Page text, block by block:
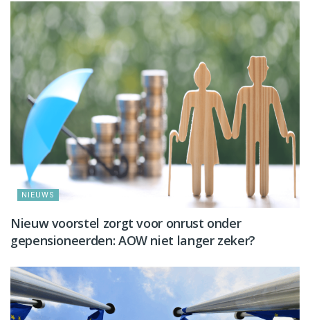
NIEUWS
Nieuw voorstel zorgt voor onrust onder
gepensioneerden: AOW niet langer zeker?